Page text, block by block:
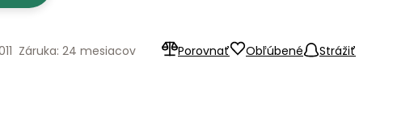
Porovnať Obľúbené Strážiť
Záruka: 24 mesiacov